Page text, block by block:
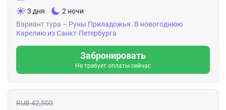
3 дня
2 ночи
Вариант тура – Руны Приладожья. В новогоднюю
Карелию из Санкт-Петербурга
Забронировать
Не требует оплаты сейчас
RUB 42,500